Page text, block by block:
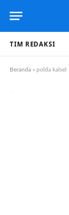
TIM REDAKSI
Beranda » polda kalsel